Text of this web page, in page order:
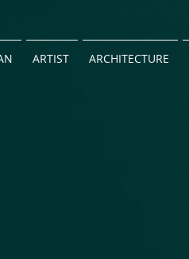
ARTIST ARCHITECTURE